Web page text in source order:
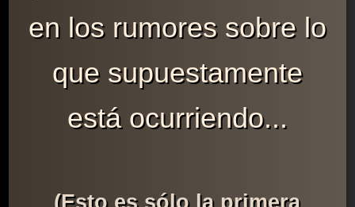
en los rumores sobre lo
que supuestamente
está ocurriendo...